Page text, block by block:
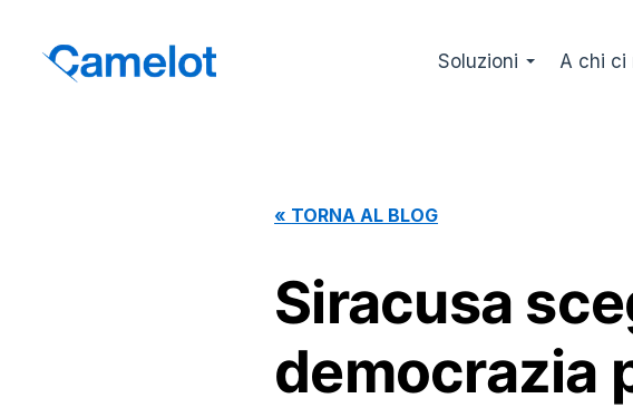
Soluzioni A chi ci
« TORNA AL BLOG
Siracusa
democrazia